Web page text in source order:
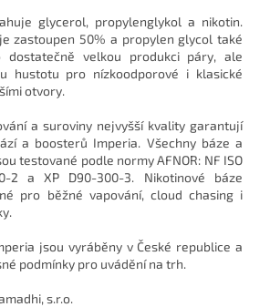
glycerol, propylenglykol a nikotin.
zastoupen 50% a propylen glycol také
dostatečně velkou produkci páry, ale
hustotu pro nízkoodporové i klasické
otvory.
a suroviny nejvyšší kvality garantují
a boosterů Imperia. Všechny báze a
testované podle normy AFNOR: NF ISO
2 a XP D90-300-3. Nikotinové báze
pro běžné vapování, cloud chasing i
jsou vyráběny v České republice a
podmínky pro uvádění na trh.
s.r.o.